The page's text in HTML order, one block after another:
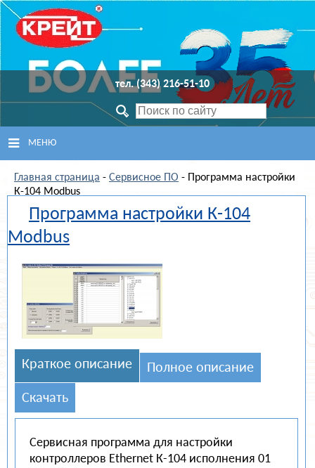
тел. (343) 216-51-10
МЕНЮ
ГЛАВНАЯ
ПРОДУКЦИЯ
СЕРВИСНЫЙ ЦЕНТР
ПОДДЕРЖКА
НОВОСТИ
О КОМПАНИИ
Главная страница - Сервисное ПО - Программа настройки
К-104 Modbus
Программа настройки К-104
Modbus
Краткое описание Полное описание
Скачать
Сервисная программа для настройки
контроллеров Ethernet К-104 исполнения 01